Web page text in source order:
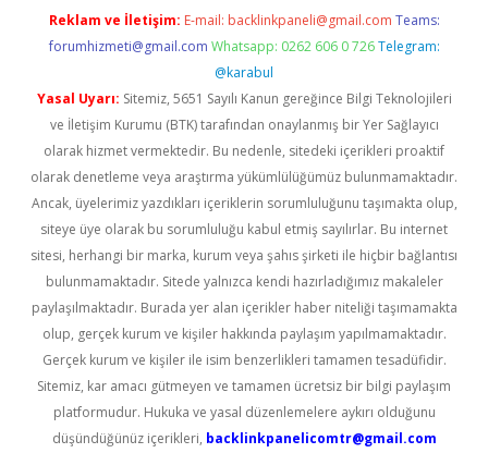
Reklam ve İletişim: E-mail: backlinkpaneli@gmail.com Teams:
forumhizmeti@gmail.com Whatsapp: 0262 606 0 726 Telegram:
@karabul
Yasal Uyarı: Sitemiz, 5651 Sayılı Kanun gereğince Bilgi Teknolojileri
ve İletişim Kurumu (BTK) tarafından onaylanmış bir Yer Sağlayıcı
olarak hizmet vermektedir. Bu nedenle, sitedeki içerikleri proaktif
olarak denetleme veya araştırma yükümlülüğümüz bulunmamaktadır.
Ancak, üyelerimiz yazdıkları içeriklerin sorumluluğunu taşımakta olup,
siteye üye olarak bu sorumluluğu kabul etmiş sayılırlar. Bu internet
sitesi, herhangi bir marka, kurum veya şahıs şirketi ile hiçbir bağlantısı
bulunmamaktadır. Sitede yalnızca kendi hazırladığımız makaleler
paylaşılmaktadır. Burada yer alan içerikler haber niteliği taşımamakta
olup, gerçek kurum ve kişiler hakkında paylaşım yapılmamaktadır.
Gerçek kurum ve kişiler ile isim benzerlikleri tamamen tesadüfidir.
Sitemiz, kar amacı gütmeyen ve tamamen ücretsiz bir bilgi paylaşım
platformudur. Hukuka ve yasal düzenlemelere aykırı olduğunu
düşündüğünüz içerikleri, backlinkpanelicomtr@gmail.com